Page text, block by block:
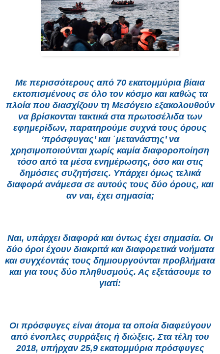
Με περισσότερους από 70 εκατομμύρια βίαια
εκτοπισμένους σε όλο τον κόσμο και καθώς τα
πλοία που διασχίζουν τη Μεσόγειο εξακολουθούν
να βρίσκονται τακτικά στα πρωτοσέλιδα των
εφημερίδων, παρατηρούμε συχνά τους όρους
‘πρόσφυγας’ και ΄μετανάστης’ να
χρησιμοποιούνται χωρίς καμία διαφοροποίηση
τόσο από τα μέσα ενημέρωσης, όσο και στις
δημόσιες συζητήσεις. Υπάρχει όμως τελικά
διαφορά ανάμεσα σε αυτούς τους δύο όρους, και
αν ναι, έχει σημασία;
Ναι, υπάρχει διαφορά και όντως έχει σημασία. Οι
δύο όροι έχουν διακριτά και διαφορετικά νοήματα
και συγχέοντάς τους δημιουργούνται προβλήματα
και για τους δύο πληθυσμούς. Ας εξετάσουμε το
γιατί:
Οι πρόσφυγες είναι άτομα τα οποία διαφεύγουν
από ένοπλες συρράξεις ή διώξεις. Στα τέλη του
2018, υπήρχαν 25,9 εκατομμύρια πρόσφυγες